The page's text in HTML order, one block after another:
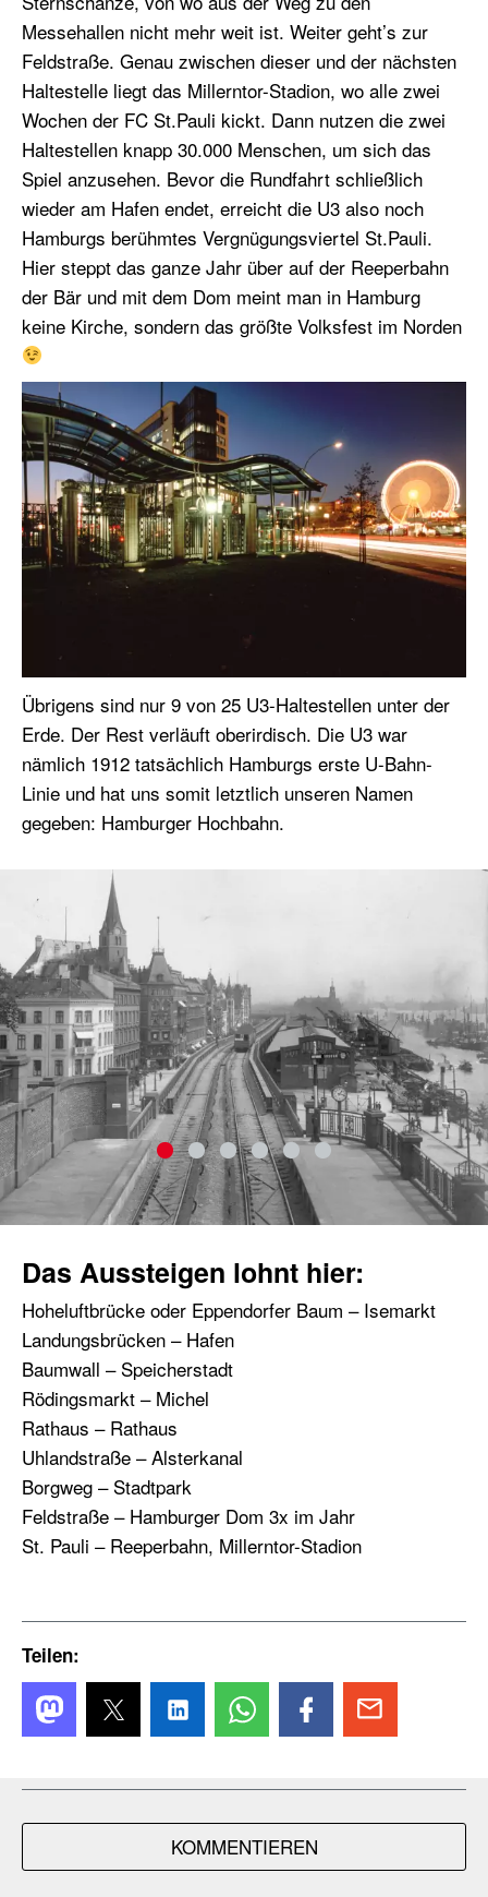
Messehallen nicht mehr weit ist. Weiter geht’s zur
Feldstraße. Genau zwischen dieser und der nächsten
Haltestelle liegt das Millerntor-Stadion, wo alle zwei
Wochen der FC St.Pauli kickt. Dann nutzen die zwei
Haltestellen knapp 30.000 Menschen, um sich das
Spiel anzusehen. Bevor die Rundfahrt schließlich
wieder am Hafen endet, erreicht die U3 also noch
Hamburgs berühmtes Vergnügungsviertel St.Pauli.
Hier steppt das ganze Jahr über auf der Reeperbahn
der Bär und mit dem Dom meint man in Hamburg
keine Kirche, sondern das größte Volksfest im Norden
Übrigens sind nur 9 von 25 U3-Haltestellen unter der
Erde. Der Rest verläuft oberirdisch. Die U3 war
nämlich 1912 tatsächlich Hamburgs erste U-Bahn-
Linie und hat uns somit letztlich unseren Namen
gegeben: Hamburger Hochbahn.
Das Aussteigen lohnt hier:
Hoheluftbrücke oder Eppendorfer Baum – Isemarkt
Landungsbrücken – Hafen
Baumwall – Speicherstadt
Rödingsmarkt – Michel
Rathaus – Rathaus
Uhlandstraße – Alsterkanal
Borgweg – Stadtpark
Feldstraße – Hamburger Dom 3x im Jahr
St. Pauli – Reeperbahn, Millerntor-Stadion
Teilen:
KOMMENTIEREN